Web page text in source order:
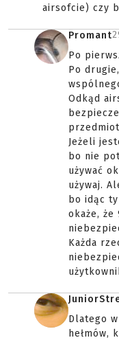
airsofcie) czy
Promant
Po
Po
Odkąd
Jeżeli
bo nie
używać
używaj.
bo idąc
okaże, że
Każda
Dlatego
hełmów,